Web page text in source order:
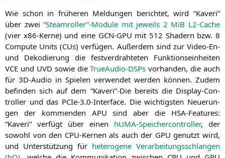
Wie schon in frü­he­ren Mel­dun­gen berich­tet, wird “Kaveri”
über zwei“Steamroller”-Module mit jeweils 2 MiB L2-Cache
(vier x86-Ker­ne) und eine GCN-GPU mit 512 Shadern bzw. 8
Com­pu­te Units (CUs) ver­fü­gen. Außer­dem sind zur Video-En-
und Deko­die­rung die fest­ver­drah­te­ten Funk­ti­ons­ein­hei­ten
VCE und UVD sowie dieTrueAu­dio-DSPs vor­han­den, die auch
für 3D-Audio in Spie­len ver­wen­det wer­den kön­nen. Zudem
befin­den sich auf dem “Kaveri”-Die bereits die Dis­play-Con­
trol­ler und das PCIe‑3.0‑Interface. Die wich­tigs­ten Neue­run­
gen der kom­men­den APU sind aber die HSA-Fea­tures:
“Kaveri” ver­fügt über einen hUMA-Spei­cher­con­trol­ler, der
sowohl von den CPU-Ker­nen als auch der GPU genutzt wird,
und Unter­stüt­zung für hete­ro­ge­ne Ver­ar­bei­tungs­schlan­gen